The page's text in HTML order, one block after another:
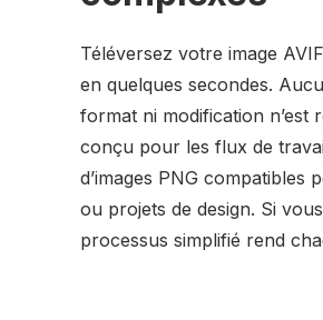
Téléversez votre image
en quelques secondes.
format ni modification n’est
conçu pour les flux de
d’images PNG compatibles
ou projets de design. Si
processus simplifié rend